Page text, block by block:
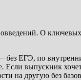
О
без ЕГЭ, по
Если выпускник
на другую без